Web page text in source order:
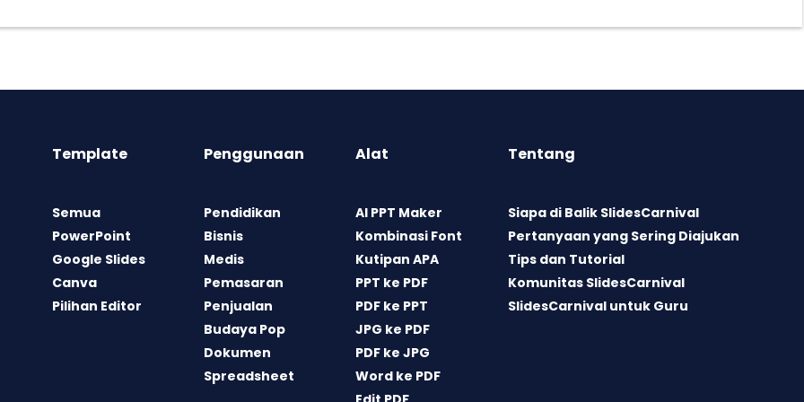
Template
Semua
PowerPoint
Google Slides
Canva
Pilihan Editor
Penggunaan
Pendidikan
Bisnis
Medis
Pemasaran
Penjualan
Budaya Pop
Dokumen
Spreadsheet
Alat
AI PPT Maker
Kombinasi Font
Kutipan APA
PPT ke PDF
PDF ke PPT
JPG ke PDF
PDF ke JPG
Word ke PDF
Tentang
Siapa di Balik SlidesCarnival
Pertanyaan yang Sering Diajukan
Tips dan Tutorial
Komunitas SlidesCarnival
SlidesCarnival untuk Guru